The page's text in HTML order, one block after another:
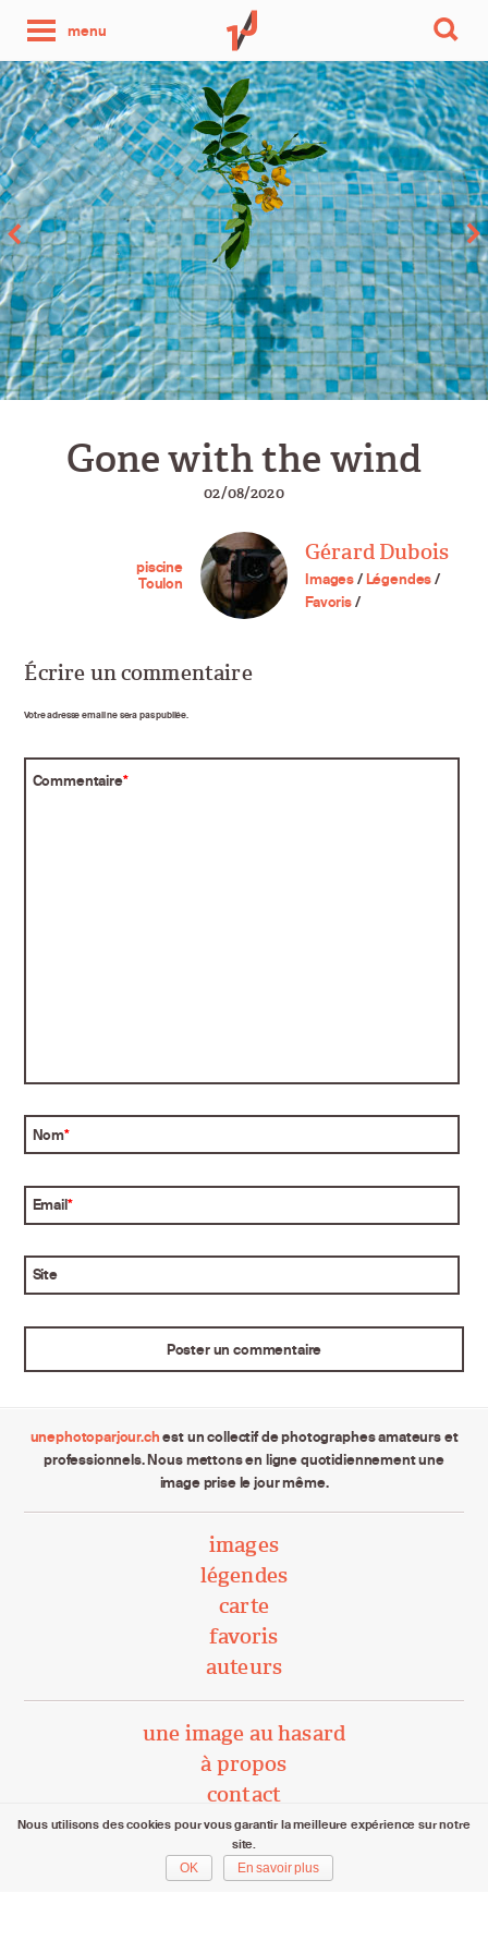
menu
photo
par
jour
Gone with the wind
02/08/2020
piscine
Toulon
Gérard Dubois
Images/Légendes/
Favoris/
Écrire un commentaire
Votre adresse email ne sera pas publiée.
Commentaire*
Nom*
Email*
Site
unephotoparjour.chest un collectif de photographes amateurs et
professionnels. Nous mettons en ligne quotidiennement une
image prise le jour même.
images
légendes
carte
favoris
auteurs
une image au hasard
à propos
contact
unephotoparjour.ch/ 2015 – 2026
Tous droits réservés aux auteurs respectifs.
Nous utilisons des cookies pour vous garantir la meilleure expérience sur notre
site.
OK
En savoir plus